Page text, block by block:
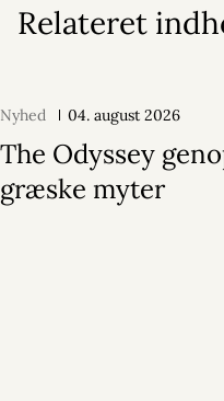
Relateret
Nyhed 04. august 2026
The Odyssey
græske myter